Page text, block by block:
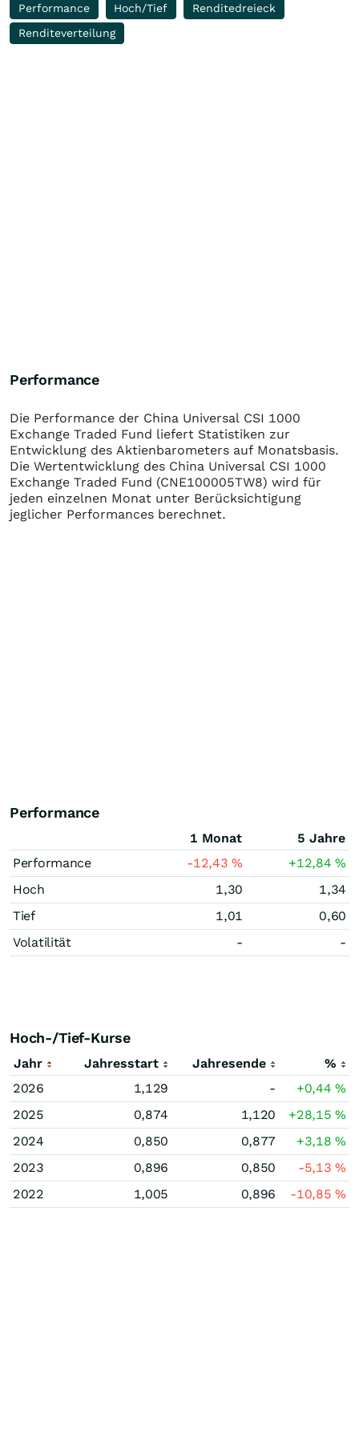
Performance Hoch/Tief
Renditedreieck
Renditeverteilung
Performance
Die Performance der China Universal CSI 1000
Exchange Traded Fund liefert Statistiken zur
Entwicklung des Aktienbarometers auf Monatsbasis.
Die Wertentwicklung des China Universal CSI 1000
Exchange Traded Fund (CNE100005TW8) wird für
jeden einzelnen Monat unter Berücksichtigung
jeglicher Performances berechnet.
Performance
1 Monat
5 Jahre
Performance
-12,43% +12,84%
Hoch
1,30
1,34
Tief
1,01
0,60
Volatilität
- -
Hoch-/Tief-Kurse
Jahr Jahresstart Jahresende
%
2026
1,129 - +0,44%
2025
0,874 1,120 +28,15%
2024
0,850 0,877 +3,18%
2023
0,896 0,850 -5,13%
2022
1,005 0,896 -10,85%